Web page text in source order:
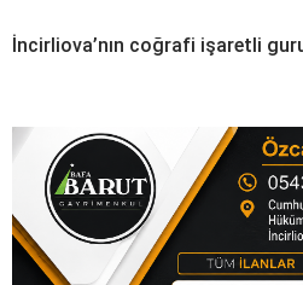
İncirliova’nın coğrafi işaretli